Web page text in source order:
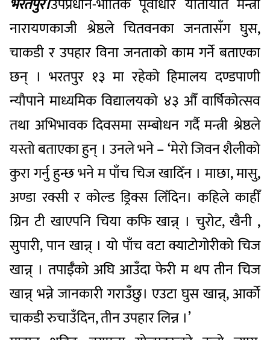
भरतपुर।उपप्रधान-भौतिक पूर्वाधार यातायात मन्त्री
नारायणकाजी श्रेष्ठले चितवनका जनतासँग घुस,
चाकडी र उपहार विना जनताको काम गर्ने बताएका
छन् । भरतपुर १३ मा रहेको हिमालय दण्डपाणी
न्यौपाने माध्यमिक विद्यालयको ४३ औँ वार्षिकोत्सव
तथा अभिभावक दिवसमा सम्बोधन गर्दै मन्त्री श्रेष्ठले
यस्तो बताएका हुन् । उनले भने – ‘मेरो जिवन शैलीको
कुरा गर्नु हुन्छ भने म पाँच चिज खादिँन । माछा, मासु,
अण्डा रक्सी र कोल्ड ड्रिक्स लिँदिन। कहिले काहीँ
ग्रिन टी खाएपनि चिया कफि खान्न् । चुरोट, खैनी ,
सुपारी, पान खान्न् । यो पाँच वटा क्याटोगोरीको चिज
खान्न् । तपाईँको अघि आउँदा फेरी म थप तीन चिज
खान्न् भन्ने जानकारी गराउँछु। एउटा घुस खान्न्, आर्को
चाकडी रुचाउँदिन, तीन उपहार लिन्न ।’